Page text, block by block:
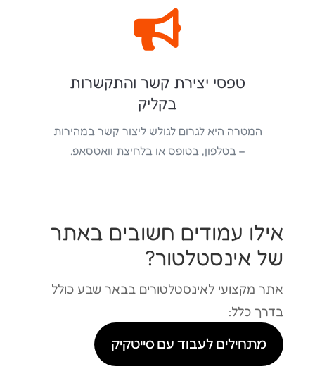

טפסי יצירת קשר והתקשרות
בקליק
המטרה היא לגרום לגולש ליצור קשר במהירות
– בטלפון, בטופס או בלחיצת וואטסאפ.
אילו עמודים חשובים באתר
של אינסטלטור?
אתר מקצועי לאינסטלטורים בבאר שבע כולל
בדרך כלל:
מתחילים לעבוד עם סייטקיק